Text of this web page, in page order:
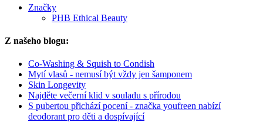
Značky
PHB Ethical Beauty
Z našeho blogu:
Co-Washing & Squish to Condish
Mytí vlasů - nemusí být vždy jen šamponem
Skin Longevity
Najděte večerní klid v souladu s přírodou
S pubertou přichází pocení - značka youfreen nabízí
deodorant pro děti a dospívající